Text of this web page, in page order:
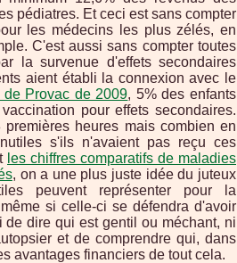
pédiatres. Et ceci est sans compter
les médecins les plus zélés, en
C'est aussi sans compter toutes
la survenue d'effets secondaires
aient établi la connexion avec le
Provac de 2009, 5% des enfants
pour effets secondaires.
heures mais combien en
s'ils n'avaient pas reçu ces
les chiffres comparatifs de maladies
, on a une plus juste idée du juteux
peuvent représenter pour la
si celle-ci se défendra d'avoir
dire qui est gentil ou méchant, ni
et de comprendre qui, dans
avantages financiers de tout cela.